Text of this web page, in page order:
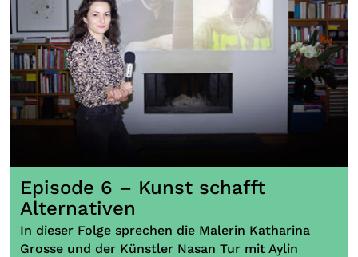
Episode 6 – Kunst schafft
Alternativen
In dieser Folge sprechen die Malerin Katharina
Grosse und der Künstler Nasan Tur mit Aylin